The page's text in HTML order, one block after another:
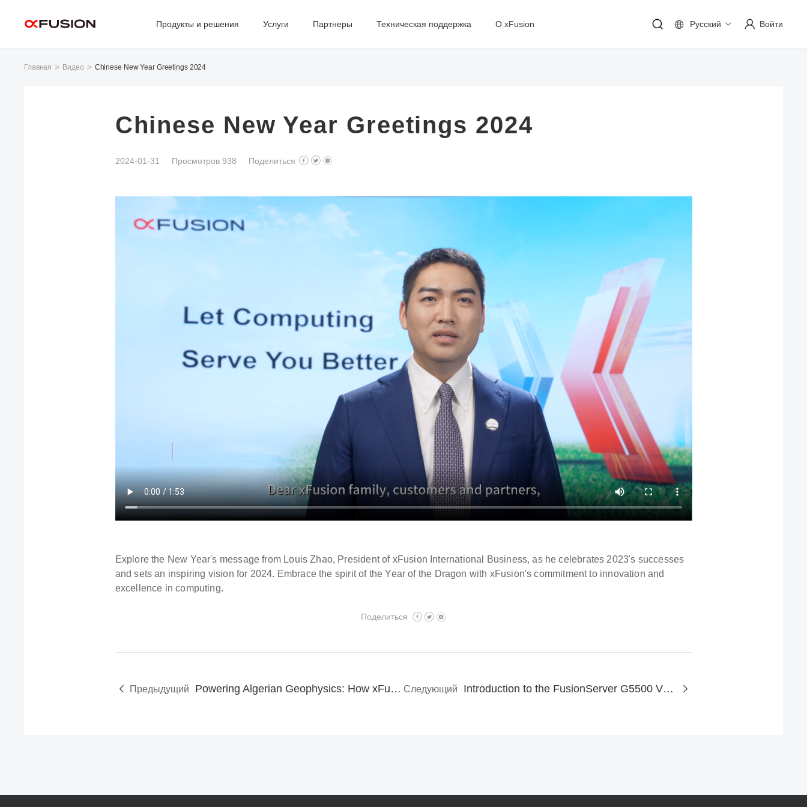
Продукты и решения Услуги Партнеры Техническая поддержка О xFusion Русский Войти
Главная Видео Chinese New Year Greetings 2024
Chinese New Year Greetings 2024
2024-01-31 Просмотров 938 Поделиться
Explore the New Year's message from Louis Zhao, President of xFusion International Business, as he celebrates 2023's successes
and sets an inspiring vision for 2024. Embrace the spirit of the Year of the Dragon with xFusion's commitment to innovation and
excellence in computing.
Поделиться
Предыдущий Powering Algerian Geophysics: How xFusion Supports ENAGEO's Mission Следующий Introduction to the FusionServer G5500 V7 GPU Server